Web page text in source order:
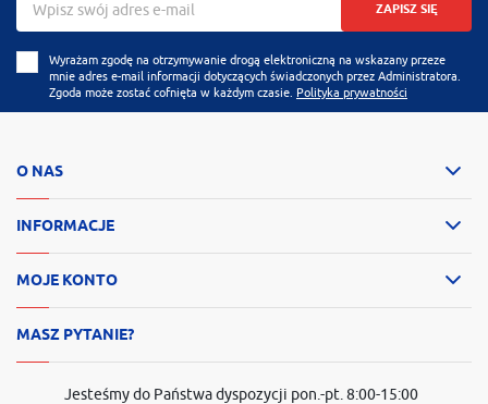
ZAPISZ SIĘ
Wyrażam zgodę na otrzymywanie drogą elektroniczną na wskazany przeze
mnie adres e-mail informacji dotyczących świadczonych przez Administratora.
Zgoda może zostać cofnięta w każdym czasie. Polityka prywatności
O NAS
INFORMACJE
MOJE KONTO
MASZ PYTANIE?
Jesteśmy do Państwa dyspozycji pon.-pt. 8:00-15:00